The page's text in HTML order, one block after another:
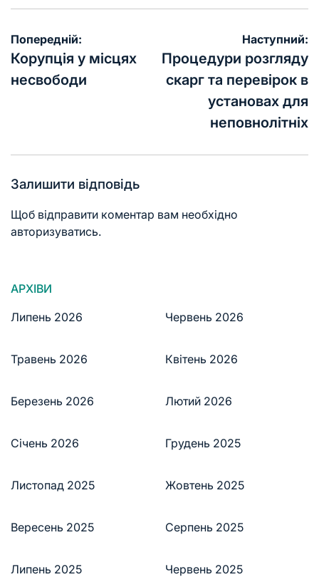
Попередній:
Корупція у місцях
несвободи
Наступний:
Процедури розгляду
скарг та перевірок в
установах для
неповнолітніх
Залишити відповідь
Щоб відправити коментар вам необхідно
авторизуватись.
АРХІВИ
Липень 2026
Червень 2026
Травень 2026 Квітень 2026
Березень 2026 Лютий 2026
Січень 2026 Грудень 2025
Листопад 2025 Жовтень 2025
Вересень 2025 Серпень 2025
Липень 2025 Червень 2025